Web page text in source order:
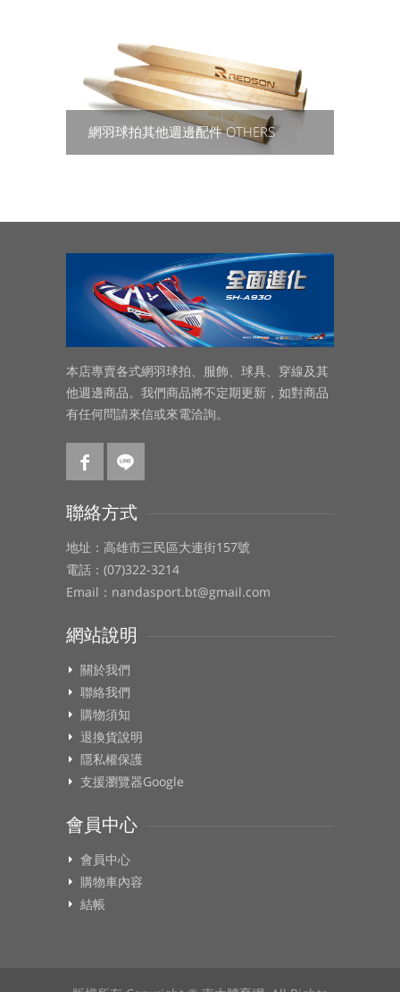
網羽球拍其他週邊配件 OTHERS
本店專賣各式網羽球拍、服飾、球具、穿線及其
他週邊商品。我們商品將不定期更新，如對商品
有任何問請來信或來電洽詢。
聯絡方式
地址：高雄市三民區大連街157號
電話：(07)322-3214
Email：nandasport.bt@gmail.com
網站說明
關於我們
聯絡我們
購物須知
退換貨說明
隱私權保護
支援瀏覽器Google
會員中心
會員中心
購物車內容
結帳